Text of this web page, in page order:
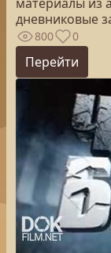
дневниковые
800 0
Перейти